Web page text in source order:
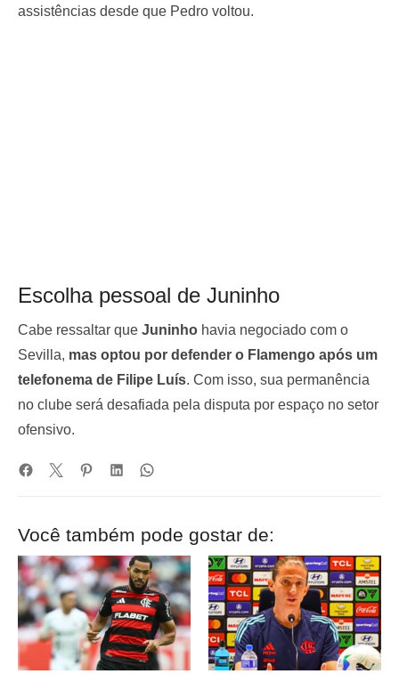
assistências desde que Pedro voltou.
Escolha pessoal de Juninho
Cabe ressaltar que Juninho havia negociado com o
Sevilla, mas optou por defender o Flamengo após um
telefonema de Filipe Luís. Com isso, sua permanência
no clube será desafiada pela disputa por espaço no setor
ofensivo.
Você também pode gostar de: